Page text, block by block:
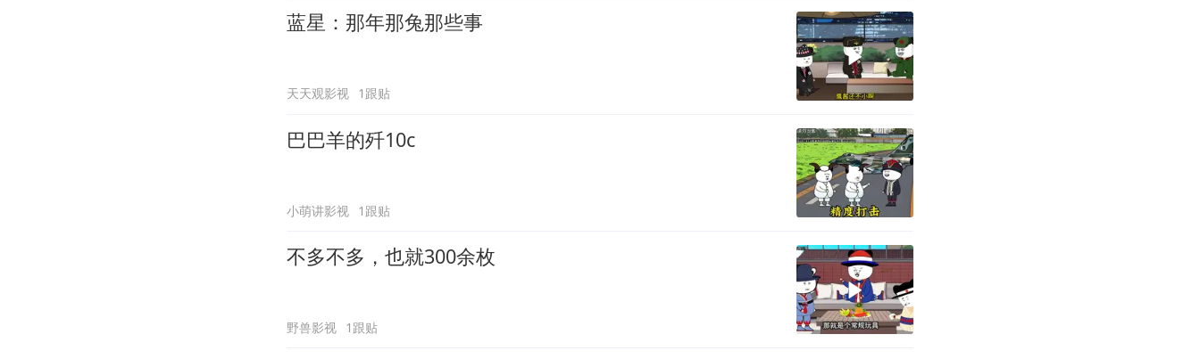
蓝星：那年那兔那些事
天天观影视 1跟贴
巴巴羊的歼10c
小萌讲影视 1跟贴
不多不多，也就300余枚
野兽影视 1跟贴